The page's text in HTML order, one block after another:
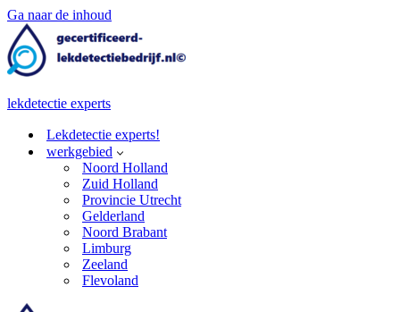
Ga naar de inhoud
lekdetectie experts
Lekdetectie experts!
werkgebied
Noord Holland
Zuid Holland
Provincie Utrecht
Gelderland
Noord Brabant
Limburg
Zeeland
Flevoland